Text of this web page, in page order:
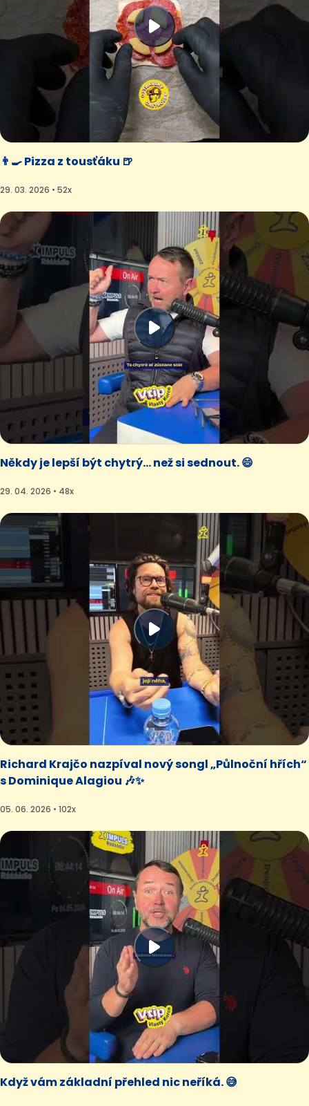
👨‍🍳 Pizza z tousťáku 🍺
29. 03. 2026 • 52x
Někdy je lepší být chytrý… než si sednout. 😄
29. 04. 2026 • 48x
Richard Krajčo nazpíval nový songl „Půlnoční hřích“
s Dominique Alagiou 🎶✨
05. 06. 2026 • 102x
Když vám základní přehled nic neříká. 😅